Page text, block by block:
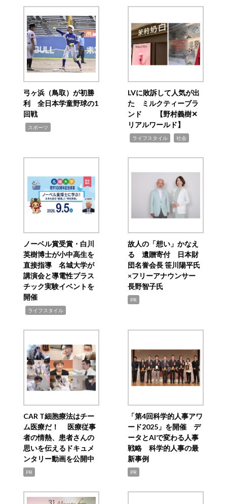
弓ヶ浜（鳥取）が初勝
利 全日本学童野球の1
回戦
スポーツ
LVに敗訴して人気が出
た ミルクティーブラ
ンド 【野村義樹✕
リアルワールド】
ライフスタイル 社会
ノーベル賞受賞・白川
英樹博士が小中高生を
直接指導 名城大学が
講演会と導電性プラス
チック実験イベントを
開催
ライフスタイル
故人の「想い」かなえ
る 遺贈寄付 日本財
団名誉会長 笹川陽平氏
×フリーアナウンサー
長野智子氏
PR
CAR T細胞療法はチー
ム医療だ！ 医療従事
者の情熱、患者さんの
思いを伝えるドキュメ
ンタリー動画を公開中
PR
「第4回科学的人事アワ
ード2025」を開催 デ
ータとAIで変わる人事
戦略 科学的人事の最
新事例
PR